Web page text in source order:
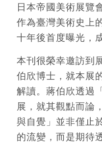
日本帝國美術展覽
作為臺灣美術史上
十年後首度曝光，
本刊很榮幸邀訪到
伯欣博士，就本展
解讀。蔣伯欣透過
展，就其觀點而論
與自覺」並非僅止
的流變，而是期待